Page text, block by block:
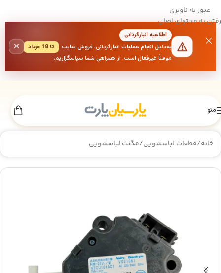
عبور به ناوبری
رفتن به محتوای اصلی
اطلاعیه انبارگردانی
به‌دلیل انجام عملیات انبارگردانی، فروش سایت
تا 18 مرداد
موقتاً غیرفعال است. از همراهی شما سپاسگزاریم.
×
منو
خانه/قطعات لباسشویی/مگنت لباسشویی